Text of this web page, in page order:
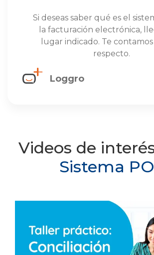
Si deseas saber qué es el
la facturación electrónica,
lugar indicado. Te contamos
respecto.
Loggro
Videos de
Sistema